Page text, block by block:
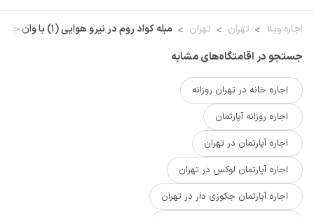
اجاره ویلا تهران تهران مبله کواد روم در نیرو هوایی (1) با وان جکوزی
جستجو در اقامتگاه‌های مشابه
اجاره خانه در تهران روزانه
اجاره روزانه آپارتمان
اجاره آپارتمان در تهران
اجاره آپارتمان لوکس در تهران
اجاره آپارتمان جکوزی دار در تهران